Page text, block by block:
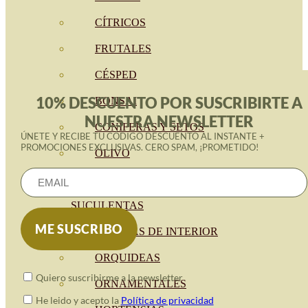
CÍTRICOS
FRUTALES
CÉSPED
BONSAI
CONÍFERAS Y SETOS
OLIVO
SUCULENTAS
PLANTAS DE INTERIOR
ORQUIDEAS
ORNAMENTALES
10% DESCUENTO POR SUSCRIBIRTE A
NUESTRA NEWSLETTER
ÚNETE Y RECIBE TU CÓDIGO DESCUENTO AL INSTANTE +
PROMOCIONES EXCLUSIVAS. CERO SPAM, ¡PROMETIDO!
Quiero suscribirme a la newsletter
He leido y acepto la Política de privacidad